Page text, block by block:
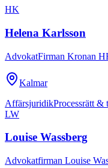
HK
Helena Karlsson
AdvokatFirman Kronan
Kalmar
AffärsjuridikProcessrätt &
LW
Louise Wassberg
Advokatfirman Louise